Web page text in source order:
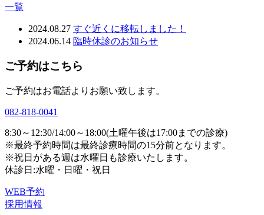
一覧
2024.08.27 すぐ近くに移転しました！
2024.06.14 臨時休診のお知らせ
ご予約はこちら
ご予約はお電話よりお願い致します。
082-818-0041
8:30～12:30/14:00～18:00(土曜午後は17:00までの診療)
※最終予約時間は最終診療時間の15分前となります。
※祝日がある週は水曜日も診療いたします。
休診日:水曜・日曜・祝日
WEB予約
採用情報